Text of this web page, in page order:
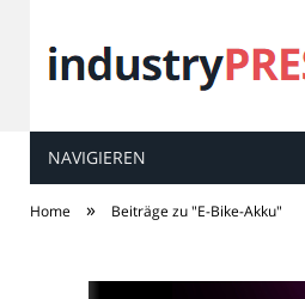
industry
NAVIGIEREN
Home » Beiträge zu "E-Bike-Akku"